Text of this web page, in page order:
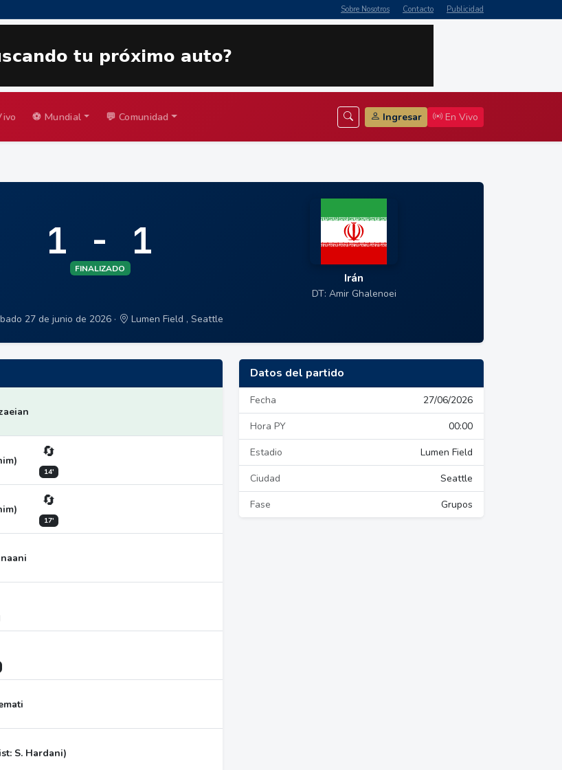
Sobre Nosotros Contacto Publicidad
⚽ Mundial 💬 Comunidad Ingresar En Vivo
1 - 1
FINALIZADO
Irán
DT: Amir Ghalenoei
27 de junio de 2026 ·
Lumen Field , Seattle
🔄
14'
🔄
17'
S. Hardani)
Datos del partido
Fecha
27/06/2026
Hora PY
00:00
Estadio
Lumen Field
Ciudad
Seattle
Fase
Grupos